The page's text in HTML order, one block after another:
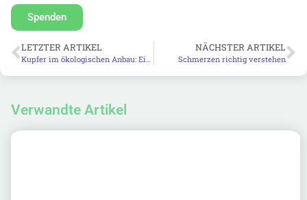
Spenden
LETZTER ARTIKEL
Kupfer im ökologischen Anbau: Ein Problem für unsere Gesundheit?
NÄCHSTER ARTIKEL
Schmerzen richtig verstehen
Verwandte Artikel